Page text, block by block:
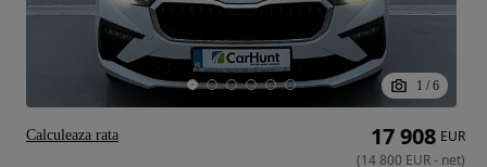
1 / 6
17 908 EUR
(14 800 EUR- net)
Calculeaza rata